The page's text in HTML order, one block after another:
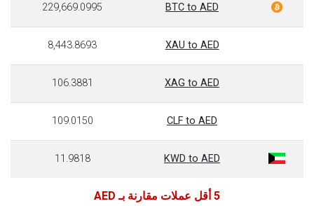
BTC to AED
229,669.0995
XAU to AED
8,443.8693
XAG to AED
106.3881
CLF to AED
109.0150
KWD to AED
11.9818
5 أقل عملات مقارنة بـ AED